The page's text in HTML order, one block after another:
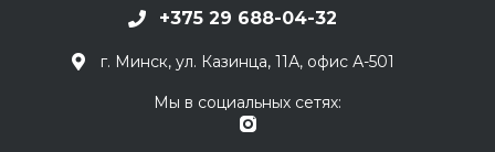
+375 29 688-04-32
г. Минск, ул. Казинца, 11А, офис А-501
Мы в социальных сетях: